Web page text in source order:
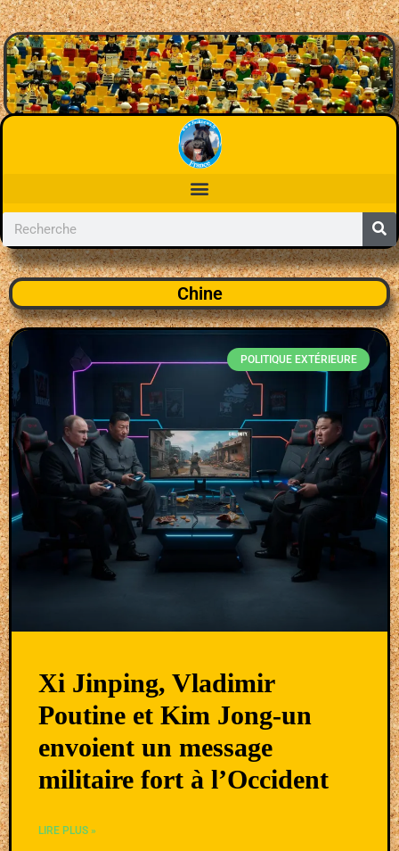
Chine
POLITIQUE EXTÉRIEURE
Xi Jinping, Vladimir
Poutine et Kim Jong-un
envoient un message
militaire fort à l’Occident
LIRE PLUS »